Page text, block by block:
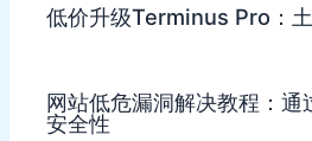
低价升级Terminus Pro：
网站低危漏洞解决教程：通
安全性